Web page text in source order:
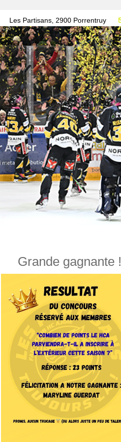
Les Partisans, 2900 Porrentruy
Grande gagnante !